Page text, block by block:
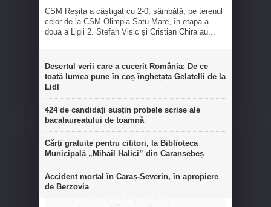
CSM Reșița a câștigat cu 2-0, sâmbătă, pe terenul
celor de la CSM Olimpia Satu Mare, în etapa a
doua a Ligii 2. Stefan Visic și Cristian Chira au...
Desertul verii care a cucerit România: De ce
toată lumea pune în coș înghețata Gelatelli de la
Lidl
424 de candidați susțin probele scrise ale
bacalaureatului de toamnă
Cărți gratuite pentru cititori, la Biblioteca
Municipală „Mihail Halici” din Caransebeș
Accident mortal în Caraș-Severin, în apropiere
de Berzovia